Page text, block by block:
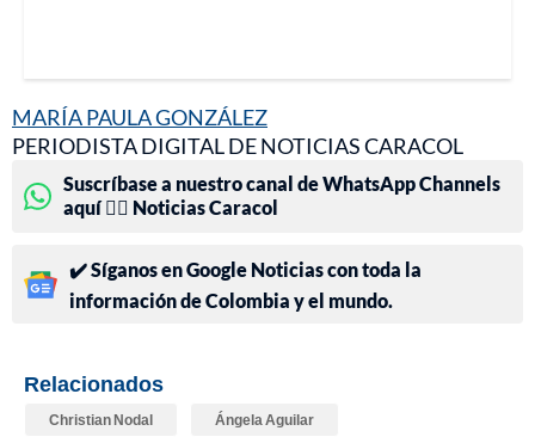
MARÍA PAULA GONZÁLEZ
PERIODISTA DIGITAL DE NOTICIAS CARACOL
Suscríbase a nuestro canal de WhatsApp Channels
aquí 👉🏻 Noticias Caracol
✔️ Síganos en Google Noticias con toda la
información de Colombia y el mundo.
Relacionados
Christian Nodal Ángela Aguilar